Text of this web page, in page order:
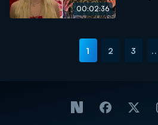
00:02:36
1 2 3